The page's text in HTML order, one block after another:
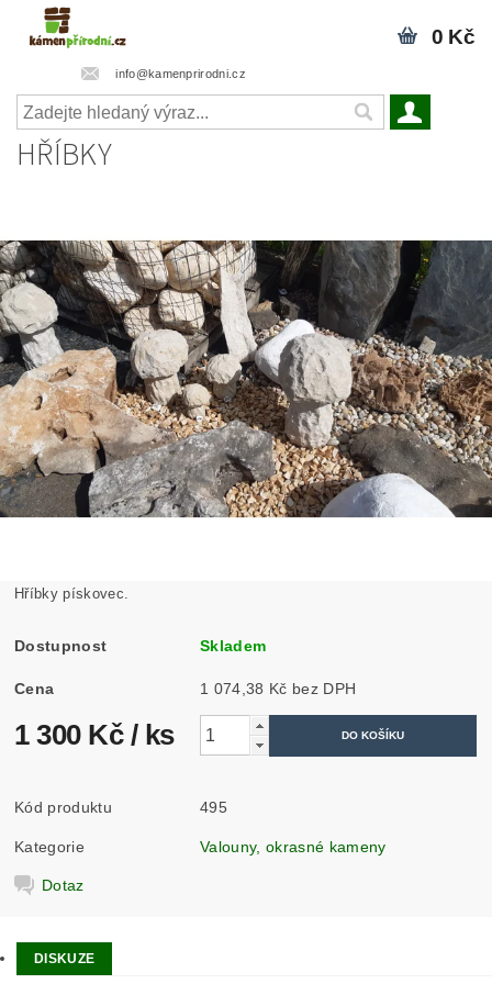
info@kamenprirodni.cz
0 Kč
HŘÍBKY
Hříbky pískovec.
Dostupnost Skladem
Cena 1 074,38 Kč bez DPH
1 300 Kč / ks
Kód produktu 495
Kategorie Valouny, okrasné kameny
Dotaz
DISKUZE